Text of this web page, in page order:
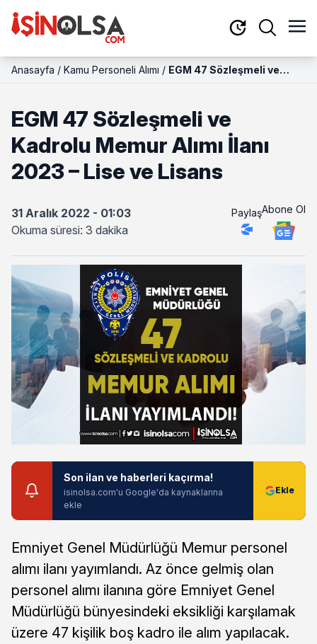
Anasayfa / Kamu Personeli Alımı / EGM 47 Sözleşmeli ve
EGM 47 Sözleşmeli ve
Kadrolu Memur Alımı İlanı
2023 – Lise ve Lisans
31 Aralık 2022 - 01:03
Okuma süresi: 3 dakika
PaylaşAbone Ol
Son ilan ve haberleri kaçırma!
isinolsa.com'u Google'da kaynaklarına
ekle
Emniyet Genel Müdürlüğü Memur personel
alımı ilanı yayımlandı. Az önce gelmiş olan
personel alımı ilanına göre Emniyet Genel
Müdürlüğü bünyesindeki eksikliği karşılamak
üzere 47 kişilik boş kadro ile alım yapılacak.